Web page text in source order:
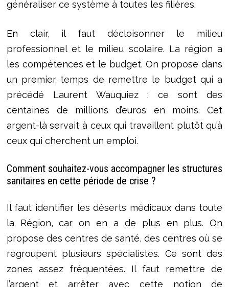
généraliser ce système à toutes les filières.
En clair, il faut décloisonner le milieu
professionnel et le milieu scolaire. La région a
les compétences et le budget. On propose dans
un premier temps de remettre le budget qui a
précédé Laurent Wauquiez : ce sont des
centaines de millions d’euros en moins. Cet
argent-là servait à ceux qui travaillent plutôt qu’à
ceux qui cherchent un emploi.
Comment souhaitez-vous accompagner les structures
sanitaires en cette période de crise ?
Il faut identifier les déserts médicaux dans toute
la Région, car on en a de plus en plus. On
propose des centres de santé, des centres où se
regroupent plusieurs spécialistes. Ce sont des
zones assez fréquentées. Il faut remettre de
l’argent et arrêter avec cette notion de